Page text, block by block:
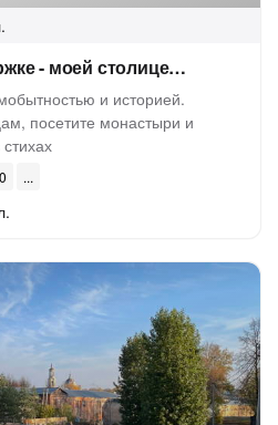
- моей столице…
и историей.
посетите монастыри и